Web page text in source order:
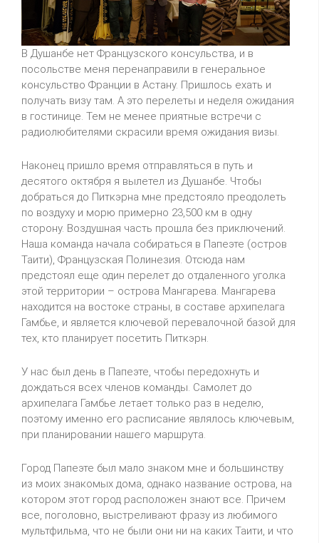
В Душанбе нет Французского консульства, и в
посольстве меня перенаправили в генеральное
консульство Франции в Астану. Пришлось ехать и
получать визу там. А это перелеты и неделя ожидания
в гостинице. Тем не менее приятные встречи с
радиолюбителями скрасили время ожидания визы.
Наконец пришло время отправляться в путь и
десятого октября я вылетел из Душанбе. Чтобы
добраться до Питкэрна мне предстояло преодолеть
по воздуху и морю примерно 23,500 км в одну
сторону. Воздушная часть прошла без приключений.
Наша команда начала собираться в Папеэте (остров
Таити), Французская Полинезия. Отсюда нам
предстоял еще один перелет до отдаленного уголка
этой территории – острова Мангарева. Мангарева
находится на востоке страны, в составе архипелага
Гамбье, и является ключевой перевалочной базой для
тех, кто планирует посетить Питкэрн.
У нас был день в Папеэте, чтобы передохнуть и
дождаться всех членов команды. Самолет до
архипелага Гамбье летает только раз в неделю,
поэтому именно его расписание являлось ключевым,
при планировании нашего маршрута.
Город Папеэте был мало знаком мне и большинству
из моих знакомых дома, однако название острова, на
котором этот город расположен знают все. Причем
все, поголовно, выстреливают фразу из любимого
мультфильма, что не были они ни на каких Таити, и что